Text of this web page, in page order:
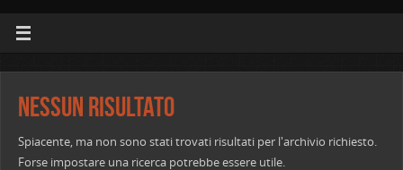
Nessun risultato
Spiacente, ma non sono stati trovati risultati per l'archivio richiesto.
Forse impostare una ricerca potrebbe essere utile.